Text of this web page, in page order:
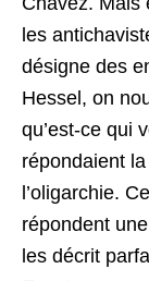
les
désigne des
Hessel, on
qu’est-ce qui
répondaient la
l’oligarchie.
répondent
les décrit